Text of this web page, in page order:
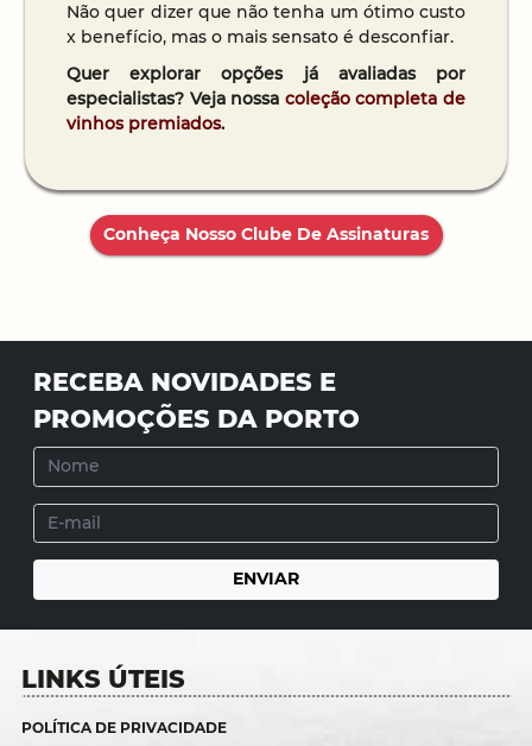
Não quer dizer que não tenha um ótimo custo
x benefício, mas o mais sensato é desconfiar.
Quer explorar opções já avaliadas por
especialistas? Veja nossa coleção completa de
vinhos premiados.
Conheça Nosso Clube De Assinaturas
RECEBA NOVIDADES E
PROMOÇÕES DA PORTO
LINKS ÚTEIS
POLÍTICA DE PRIVACIDADE